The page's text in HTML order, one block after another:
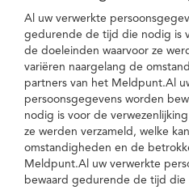
Al uw verwerkte
gedurende de tijd die nodig is
de doeleinden waarvoor ze
variëren naargelang de
partners van het Meldpunt.Al
persoonsgegevens worden
nodig is voor de
ze werden verzameld, welke
omstandigheden en de
Meldpunt.Al uw verwerkte
bewaard gedurende de tijd die